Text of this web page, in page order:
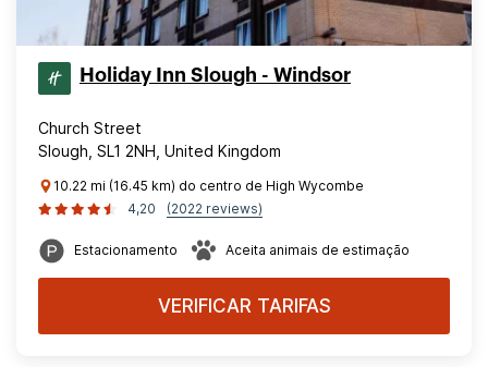
Holiday Inn Slough - Windsor
Church Street
Slough, SL1 2NH, United Kingdom
10.22 mi (16.45 km) do centro de High Wycombe
4,20
(2022 reviews)
Estacionamento Aceita animais de estimação
VERIFICAR TARIFAS